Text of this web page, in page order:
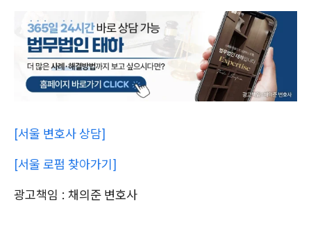
[서울 변호사 상담]
[서울 로펌 찾아가기]
광고책임 : 채의준 변호사